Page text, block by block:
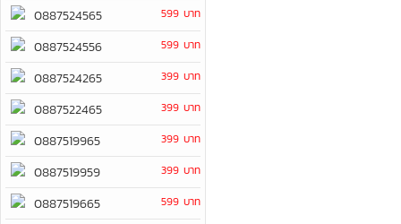
0887524565 599 บาท
0887524556 599 บาท
0887524265 399 บาท
0887522465 399 บาท
0887519965 399 บาท
0887519959 399 บาท
0887519665 599 บาท